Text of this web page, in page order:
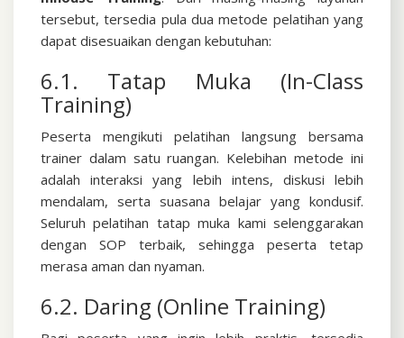
tersebut, tersedia pula dua metode pelatihan yang
dapat disesuaikan dengan kebutuhan:
6.1. Tatap Muka (In-Class
Training)
Peserta mengikuti pelatihan langsung bersama
trainer dalam satu ruangan. Kelebihan metode ini
adalah interaksi yang lebih intens, diskusi lebih
mendalam, serta suasana belajar yang kondusif.
Seluruh pelatihan tatap muka kami selenggarakan
dengan SOP terbaik, sehingga peserta tetap
merasa aman dan nyaman.
6.2. Daring (Online Training)